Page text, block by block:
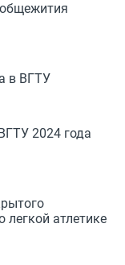
в ВГТУ
2024 года
легкой атлетике